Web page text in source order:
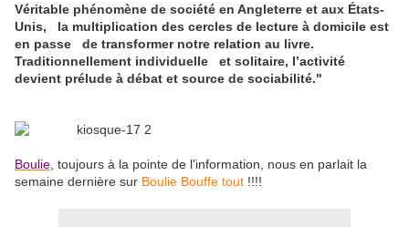
Véritable phénomène de société en Angleterre et aux États-
Unis, la multiplication des cercles de lecture à domicile est
en passe de transformer notre relation au livre.
Traditionnellement individuelle et solitaire, l’activité
devient prélude à débat et source de sociabilité."
Boulie, toujours à la pointe de l'information, nous en parlait la
semaine dernière sur Boulie Bouffe tout !!!!